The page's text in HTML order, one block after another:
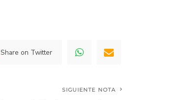
Share on Twitter
SIGUIENTE NOTA